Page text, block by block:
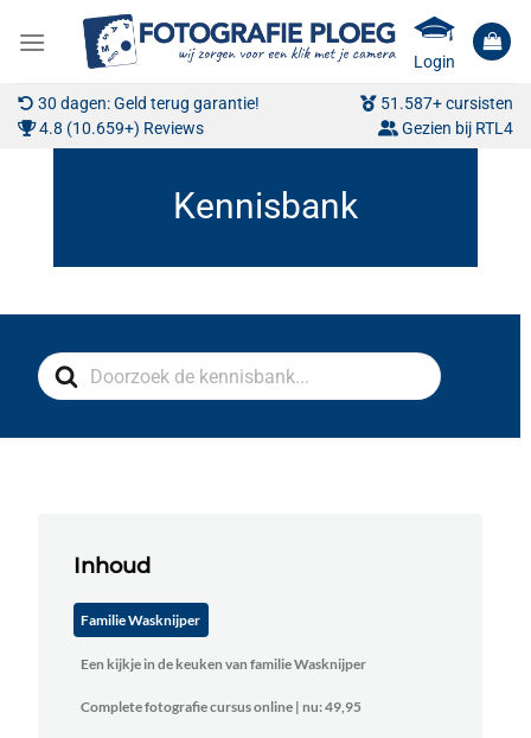
naar
Login
30 dagen: Geld terug garantie!
51.587+ cursisten
4.8 (10.659+) Reviews
Gezien bij RTL4
Search
For
Inhoud
Familie Wasknijper
Een kijkje in de keuken van familie Wasknijper
Complete fotografie cursus online | nu: 49,95